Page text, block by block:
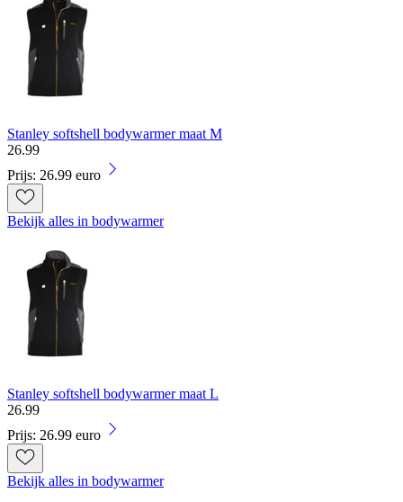
Stanley softshell bodywarmer maat M
26.99
Prijs: 26.99 euro
Bekijk alles in bodywarmer
Stanley softshell bodywarmer maat L
26.99
Prijs: 26.99 euro
Bekijk alles in bodywarmer